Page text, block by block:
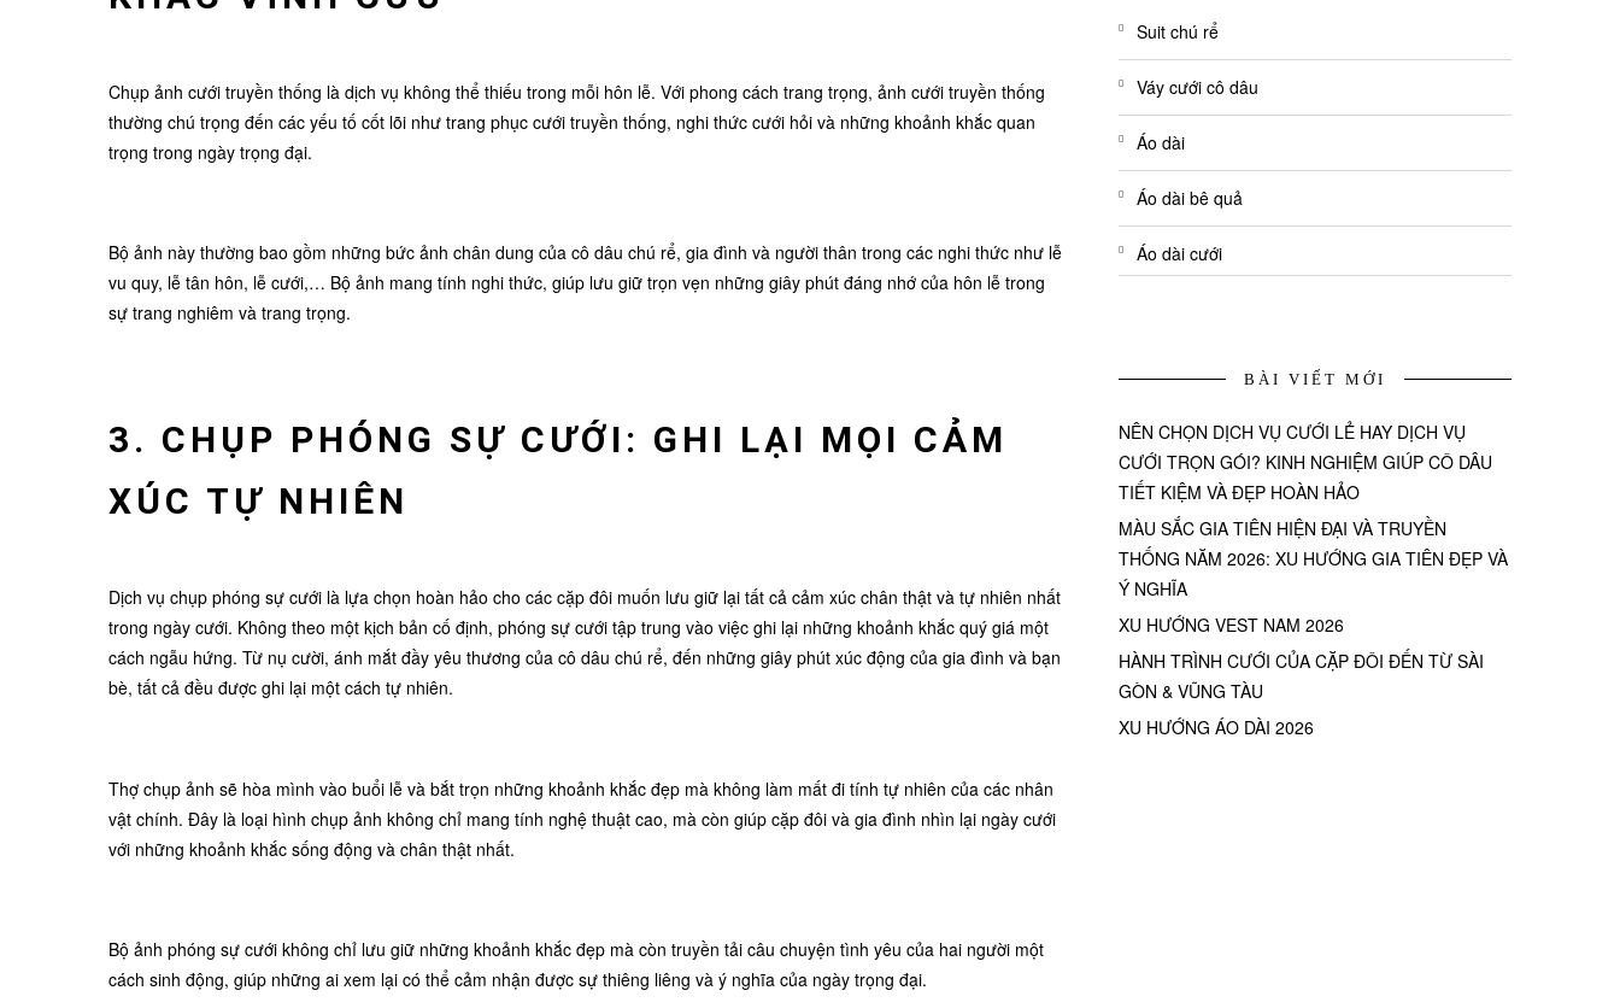
Chụp ảnh cưới truyền thống là dịch vụ không thể thiếu trong mỗi hôn lễ. Với phong cách trang trọng, ảnh cưới truyền thống
thường chú trọng đến các yếu tố cốt lõi như trang phục cưới truyền thống, nghi thức cưới hỏi và những khoảnh khắc quan
trọng trong ngày trọng đại.
Bộ ảnh này thường bao gồm những bức ảnh chân dung của cô dâu chú rể, gia đình và người thân trong các nghi thức như lễ
vu quy, lễ tân hôn, lễ cưới,… Bộ ảnh mang tính nghi thức, giúp lưu giữ trọn vẹn những giây phút đáng nhớ của hôn lễ trong
sự trang nghiêm và trang trọng.
3. CHỤP PHÓNG SỰ CƯỚI: GHI LẠI MỌI CẢM
XÚC TỰ NHIÊN
Dịch vụ chụp phóng sự cưới là lựa chọn hoàn hảo cho các cặp đôi muốn lưu giữ lại tất cả cảm xúc chân thật và tự nhiên nhất
trong ngày cưới. Không theo một kịch bản cố định, phóng sự cưới tập trung vào việc ghi lại những khoảnh khắc quý giá một
cách ngẫu hứng. Từ nụ cười, ánh mắt đầy yêu thương của cô dâu chú rể, đến những giây phút xúc động của gia đình và bạn
bè, tất cả đều được ghi lại một cách tự nhiên.
Thợ chụp ảnh sẽ hòa mình vào buổi lễ và bắt trọn những khoảnh khắc đẹp mà không làm mất đi tính tự nhiên của các nhân
vật chính. Đây là loại hình chụp ảnh không chỉ mang tính nghệ thuật cao, mà còn giúp cặp đôi và gia đình nhìn lại ngày cưới
với những khoảnh khắc sống động và chân thật nhất.
Bộ ảnh phóng sự cưới không chỉ lưu giữ những khoảnh khắc đẹp mà còn truyền tải câu chuyện tình yêu của hai người một
cách sinh động, giúp những ai xem lại có thể cảm nhận được sự thiêng liêng và ý nghĩa của ngày trọng đại.
Suit chú rể
Váy cưới cô dâu
Áo dài
Áo dài bê quả
Áo dài cưới
BÀI VIẾT MỚI
NÊN CHỌN DỊCH VỤ CƯỚI LẺ HAY DỊCH VỤ
CƯỚI TRỌN GÓI? KINH NGHIỆM GIÚP CÔ DÂU
TIẾT KIỆM VÀ ĐẸP HOÀN HẢO
MÀU SẮC GIA TIÊN HIỆN ĐẠI VÀ TRUYỀN
THỐNG NĂM 2026: XU HƯỚNG GIA TIÊN ĐẸP VÀ
Ý NGHĨA
XU HƯỚNG VEST NAM 2026
HÀNH TRÌNH CƯỚI CỦA CẶP ĐÔI ĐẾN TỪ SÀI
GÒN & VŨNG TÀU
XU HƯỚNG ÁO DÀI 2026